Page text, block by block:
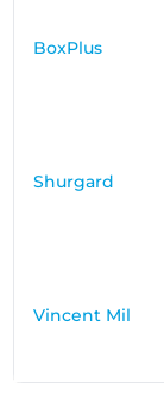
BoxPlus
Shurgard
Vincent Mil